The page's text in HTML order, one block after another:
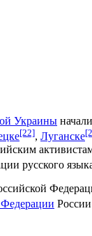
Украины
[22], Луганске
русского